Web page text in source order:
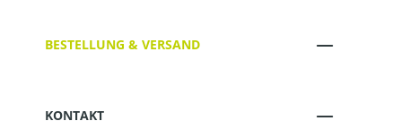
BESTELLUNG & VERSAND
KONTAKT